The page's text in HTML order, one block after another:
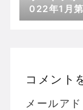
022年1月
コメント
メールア